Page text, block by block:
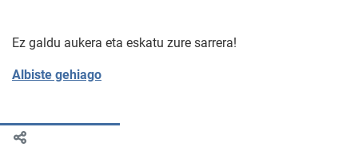
Ez galdu aukera eta eskatu zure sarrera!
Albiste gehiago